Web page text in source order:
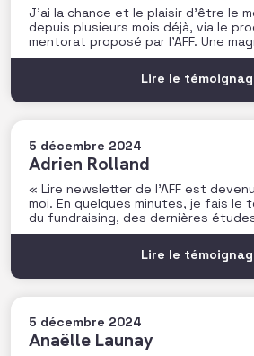
J’ai la chance et le plaisir d’être le
depuis plusieurs mois déjà, via le
mentorat proposé par l’AFF. Une
pour moi de faire la rencontre de
pleine de talent, et de lui partager
expérience sur uneLire le
5 décembre 2024
Adrien Rolland
« Lire newsletter de l’AFF est
moi. En quelques minutes, je fais le
du fundraising, des dernières
prochains rendez-vous à ne pas
utile pour rester connecté au
dans mon quotidienLire le
5 décembre 2024
Anaëlle Launay